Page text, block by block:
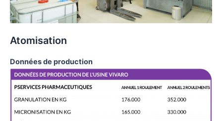
Atomisation
Données de production